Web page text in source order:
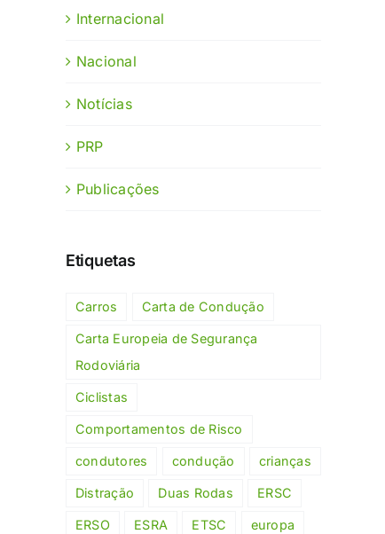
Internacional
Nacional
Notícias
PRP
Publicações
Etiquetas
Carros Carta de Condução
Carta Europeia de Segurança
Rodoviária
Ciclistas
Comportamentos de Risco
condutores condução crianças
Distração Duas Rodas ERSC
ERSO ESRA ETSC europa